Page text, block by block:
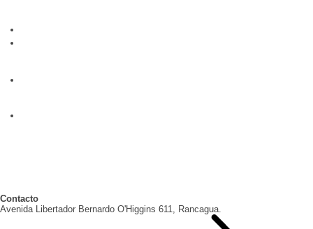
Contacto
Avenida Libertador Bernardo O'Higgins 611, Rancagua.